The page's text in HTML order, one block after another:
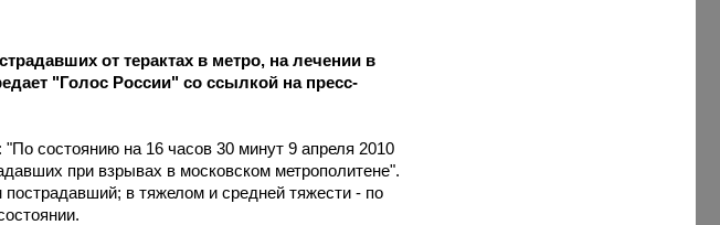
от терактах в метро, на лечении в
"Голос России" со ссылкой на пресс-
состоянию на 16 часов 30 минут 9 апреля 2010
при взрывах в московском метрополитене".
в тяжелом и средней тяжести - по